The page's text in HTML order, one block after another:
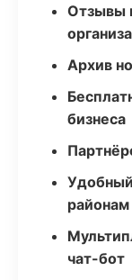
Отзывы
Архив
бизнеса
районам
чат-бот